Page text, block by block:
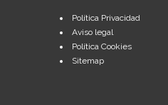
Política Privacidad
Aviso legal
Política Cookies
Sitemap